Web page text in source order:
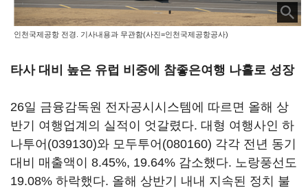
인천국제공항 전경. 기사내용과 무관함(사진=인천국제공항공사)
타사 대비 높은 유럽 비중에 참좋은여행 나홀로 성장
26일 금융감독원 전자공시시스템에 따르면 올해 상
반기 여행업계의 실적이 엇갈렸다. 대형 여행사인 하
나투어(039130)와 모두투어(080160) 각각 전년 동기
대비 매출액이 8.45%, 19.64% 감소했다. 노랑풍선도
19.08% 하락했다. 올해 상반기 내내 지속된 정치 불